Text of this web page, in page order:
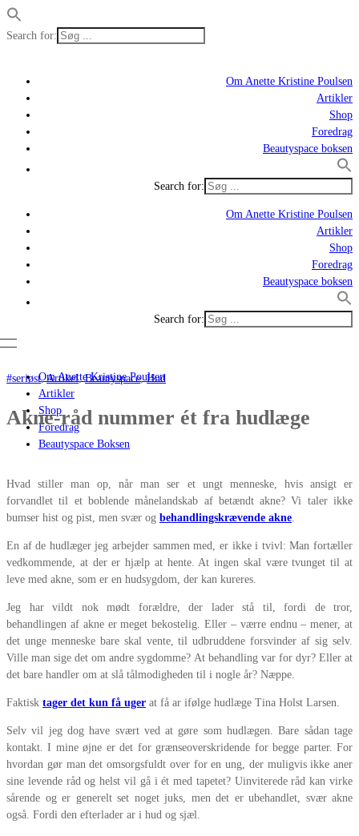
Search for:
Om Anette Kristine Poulsen
Artikler
Shop
Foredrag
Beautyspace boksen
Search for:
Om Anette Kristine Poulsen
Artikler
Shop
Foredrag
Beautyspace boksen
Search for:
Om Anette Kristine Poulsen
Artikler
Shop
Foredrag
Beautyspace Boksen
#seriøst,Artikel,Beautyspace,Hud
Akne-råd nummer ét fra hudlæge
Hvad stiller man op, når man ser et ungt menneske, hvis ansigt er
forvandlet til et boblende månelandskab af betændt akne? Vi taler ikke
bumser hist og pist, men svær og behandlingskrævende akne.
En af de hudlæger jeg arbejder sammen med, er ikke i tvivl: Man fortæller
vedkommende, at der er hjælp at hente. At ingen skal være tvunget til at
leve med akne, som er en hudsygdom, der kan kureres.
Jeg har vildt nok mødt forældre, der lader stå til, fordi de tror,
behandlingen af akne er meget bekostelig. Eller – værre endnu – mener, at
det unge menneske bare skal vente, til udbruddene forsvinder af sig selv.
Ville man sige det om andre sygdomme? At behandling var for dyr? Eller at
det bare handler om at slå tålmodigheden til i nogle år? Næppe.
Faktisk tager det kun få uger at få ar ifølge hudlæge Tina Holst Larsen.
Selv vil jeg dog have svært ved at gøre som hudlægen. Bare sådan tage
kontakt. I mine øjne er det for grænseoverskridende for begge parter. For
hvordan gør man det omsorgsfuldt over for en ung, der muligvis ikke aner
sine levende råd og helst vil gå i ét med tapetet? Uinviterede råd kan virke
sårende og er generelt set noget juks, men det er ubehandlet, svær akne
også. Fordi den efterlader ar i hud og sjæl.